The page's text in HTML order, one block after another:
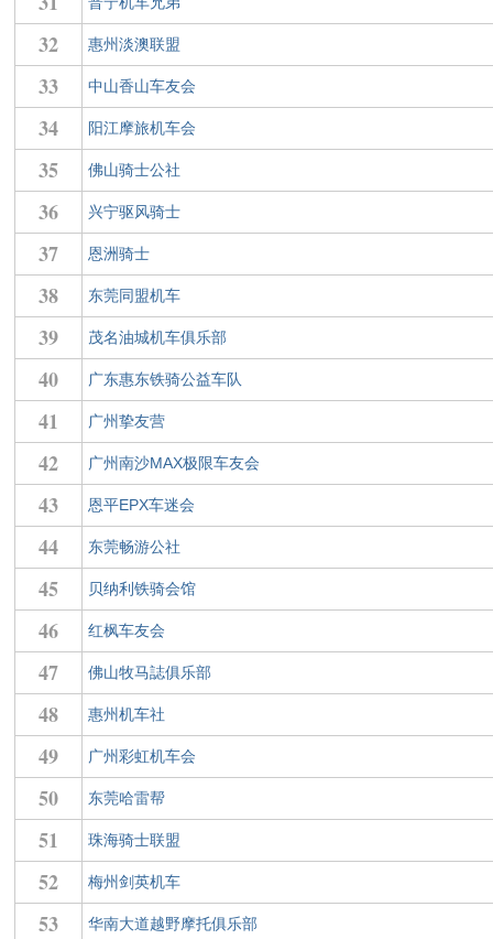
32 惠州淡澳联盟
33 中山香山车友会
34 阳江摩旅机车会
35 佛山骑士公社
36 兴宁驱风骑士
37 恩洲骑士
38 东莞同盟机车
39 茂名油城机车俱乐部
40 广东惠东铁骑公益车队
41 广州挚友营
42 广州南沙MAX极限车友会
43 恩平EPX车迷会
44 东莞畅游公社
45 贝纳利铁骑会馆
46 红枫车友会
47 佛山牧马誌俱乐部
48 惠州机车社
49 广州彩虹机车会
50 东莞哈雷帮
51 珠海骑士联盟
52 梅州剑英机车
53 华南大道越野摩托俱乐部